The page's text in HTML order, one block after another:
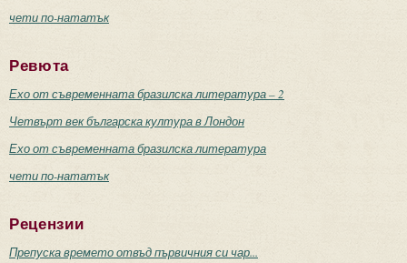
чети по-нататък
Ревюта
Ехо от съвременната бразилска литература – 2
Четвърт век българска култура в Лондон
Ехо от съвременната бразилска литература
чети по-нататък
Рецензии
Препуска времето отвъд първичния си чар...